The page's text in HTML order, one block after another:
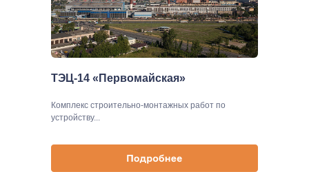
ТЭЦ-14 «Первомайская»
Комплекс строительно-монтажных работ по
устройству...